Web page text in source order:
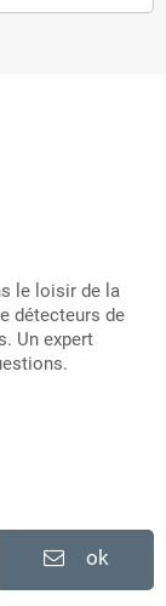
le loisir de la
détecteurs de
Un expert
ok